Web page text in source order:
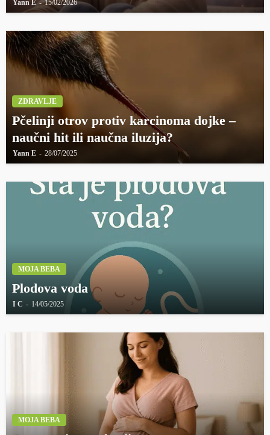
Yann E 15/02/2026
ZDRAVLJE
Pčelinji otrov protiv karcinoma dojke –
naučni hit ili naučna iluzija?
Yann E 28/07/2025
MOJA BEBA
Plodova voda
I C 14/05/2025
MOJA BEBA